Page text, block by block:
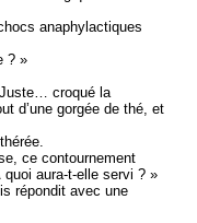
anaphylactiques
? »
croqué la
d’une gorgée de thé, et
ce contournement
aura-t-elle servi ? »
répondit avec une